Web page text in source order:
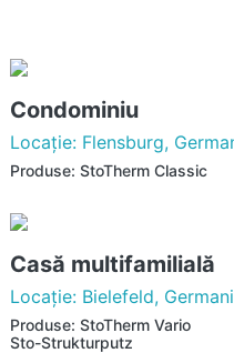
Condominiu
Locaţie: Flensburg,
Produse: StoTherm Classic
Casă multifamilială
Locaţie: Bielefeld,
Produse: StoTherm Vario
Sto-Strukturputz